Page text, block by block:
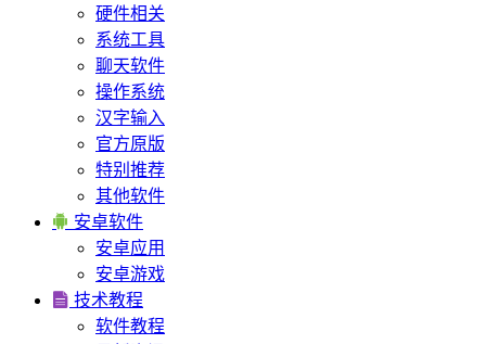
硬件相关
系统工具
聊天软件
操作系统
汉字输入
官方原版
特别推荐
其他软件
 安卓软件
安卓应用
安卓游戏
 技术教程
软件教程